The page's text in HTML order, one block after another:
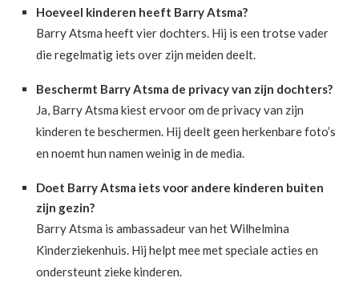
Hoeveel kinderen heeft Barry Atsma?
Barry Atsma heeft vier dochters. Hij is een trotse vader
die regelmatig iets over zijn meiden deelt.
Beschermt Barry Atsma de privacy van zijn dochters?
Ja, Barry Atsma kiest ervoor om de privacy van zijn
kinderen te beschermen. Hij deelt geen herkenbare foto’s
en noemt hun namen weinig in de media.
Doet Barry Atsma iets voor andere kinderen buiten
zijn gezin?
Barry Atsma is ambassadeur van het Wilhelmina
Kinderziekenhuis. Hij helpt mee met speciale acties en
ondersteunt zieke kinderen.